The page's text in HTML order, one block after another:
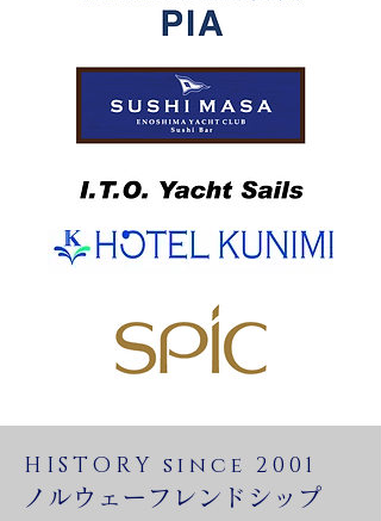
HISTORY since 2001
ノルウェーフレンドシップ